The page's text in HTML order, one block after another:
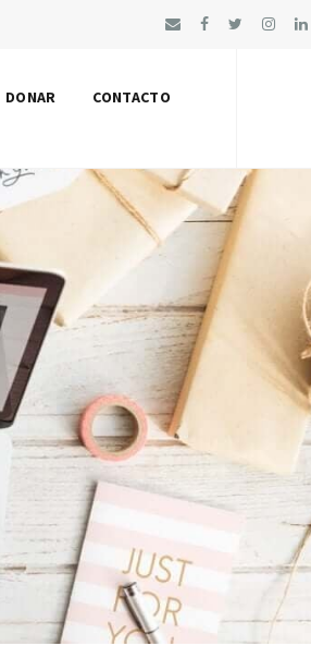
DONAR CONTACTO